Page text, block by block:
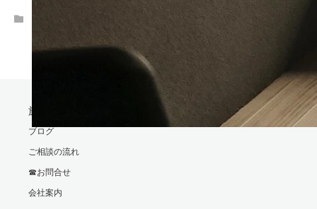
施工事例/Works
ブログ
ご相談の流れ
☎お問合せ
会社案内